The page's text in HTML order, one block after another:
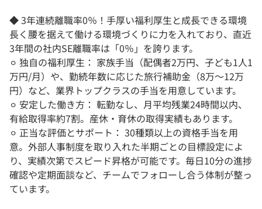
◆ 3年連続離職率0％！手厚い福利厚生と成長できる環境
長く腰を据えて働ける環境づくりに力を入れており、直近
3年間の社内SE離職率は「0％」を誇ります。
⚪︎ 独自の福利厚生： 家族手当（配偶者2万円、子ども1人1
万円/月）や、勤続年数に応じた旅行補助金（8万～12万
円）など、業界トップクラスの手当を用意しています。
⚪︎ 安定した働き方： 転勤なし、月平均残業24時間以内、
有給取得率約7割。産休・育休の取得実績もあります。
⚪︎ 正当な評価とサポート： 30種類以上の資格手当を用
意。外部人事制度を取り入れた半期ごとの目標設定によ
り、実績次第でスピード昇格が可能です。毎日10分の進捗
確認や定期面談など、チームでフォローし合う体制が整っ
ています。